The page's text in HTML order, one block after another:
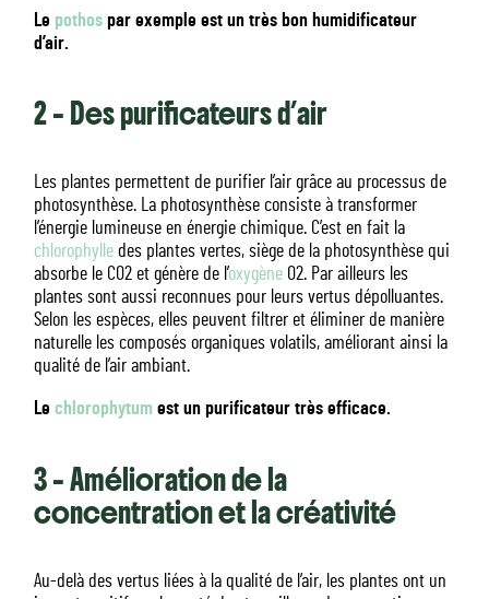
Le pothos par exemple est un très bon humidificateur
d’air.
2 – Des purificateurs d’air
Les plantes permettent de purifier l’air grâce au processus de
photosynthèse. La photosynthèse consiste à transformer
l’énergie lumineuse en énergie chimique. C’est en fait la
chlorophylle des plantes vertes, siège de la photosynthèse qui
absorbe le CO2 et génère de l’oxygène O2. Par ailleurs les
plantes sont aussi reconnues pour leurs vertus dépolluantes.
Selon les espèces, elles peuvent filtrer et éliminer de manière
naturelle les composés organiques volatils, améliorant ainsi la
qualité de l’air ambiant.
Lechlorophytum est un purificateur très efficace.
3 – Amélioration de la
concentration et la créativité
Au-delà des vertus liées à la qualité de l’air, les plantes ont un